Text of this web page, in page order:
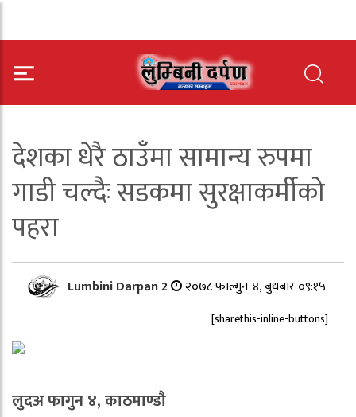
देशका धेरै ठाउँमा सामान्य रुपमा
गाडी चल्दैः सडकमा सुरक्षाकर्मीको
पहरा
Lumbini Darpan 2 २०७८ फाल्गुन ४, बुधबार ०९:१५
[sharethis-inline-buttons]
लुदअ फागुन ४, काठमाण्डौ